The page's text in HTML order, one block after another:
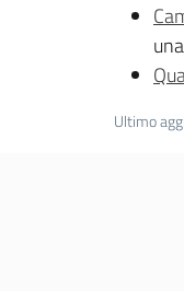
Ultimo